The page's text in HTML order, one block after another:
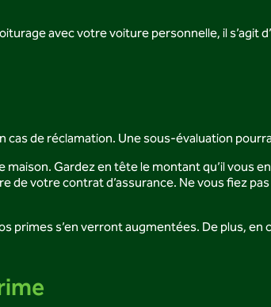
avec votre voiture personnelle, il
cas de réclamation. Une sous-évaluation
Gardez en tête le montant qu’il vous
votre contrat d’assurance. Ne vous fiez
primes s’en verront augmentées. De plus,